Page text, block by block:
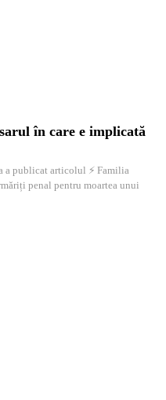
în care e implicată
publicat articolul ⚡ Familia
penal pentru moartea unui